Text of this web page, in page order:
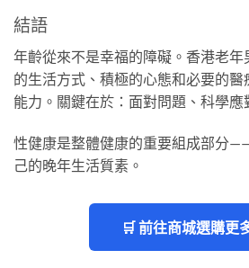
結語
年齡從來不是幸福的障礙。香港老
的生活方式、積極的心態和必要的
能力。關鍵在於：面對問題、科學應
性健康是整體健康的重要組成部分
己的晚年生活質素。
🛒 前往商城選購更